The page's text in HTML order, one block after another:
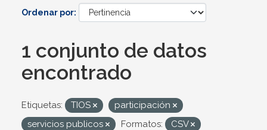
Ordenar por
1 conjunto de datos
encontrado
Etiquetas: TIOS
participación
servicios publicos
Formatos: CSV